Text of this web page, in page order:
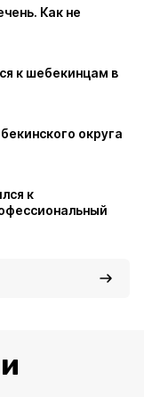
Как не
к шебекинцам в
округа
к